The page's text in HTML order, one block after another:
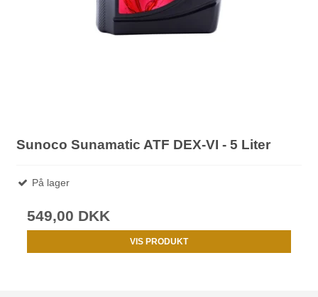
Sunoco Sunamatic ATF DEX-VI - 5 Liter
På lager
549,00 DKK
VIS PRODUKT